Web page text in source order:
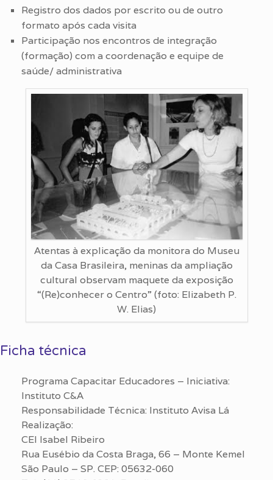
Registro dos dados por escrito ou de outro
formato após cada visita
Participação nos encontros de integração
(formação) com a coordenação e equipe de
saúde/ administrativa
Atentas à explicação da monitora do Museu
da Casa Brasileira, meninas da ampliação
cultural observam maquete da exposição
“(Re)conhecer o Centro” (foto: Elizabeth P.
W. Elias)
Ficha técnica
Programa Capacitar Educadores – Iniciativa:
Instituto C&A
Responsabilidade Técnica: Instituto Avisa Lá
Realização:
CEI Isabel Ribeiro
Rua Eusébio da Costa Braga, 66 – Monte Kemel
São Paulo – SP. CEP: 05632-060